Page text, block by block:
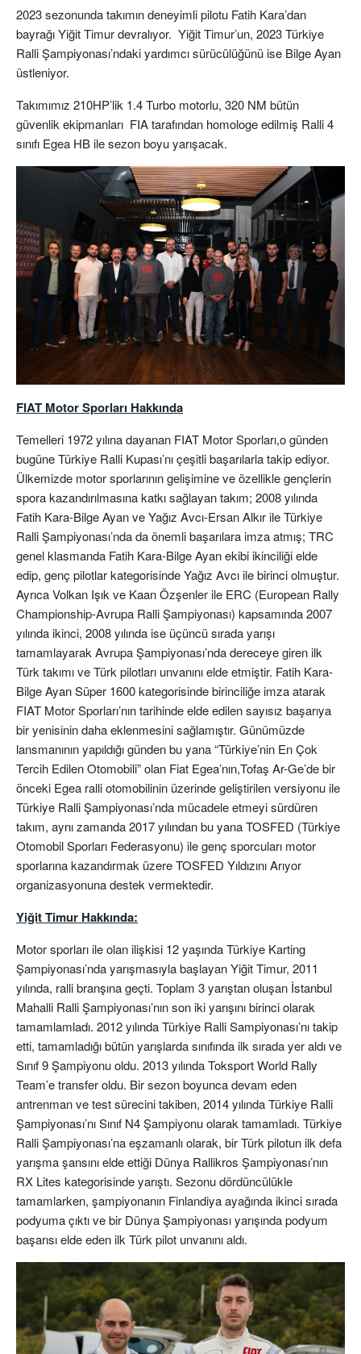
2023 sezonunda takımın deneyimli pilotu Fatih Kara’dan
bayrağı Yiğit Timur devralıyor. Yiğit Timur’un, 2023 Türkiye
Ralli Şampiyonası’ndaki yardımcı sürücülüğünü ise Bilge Ayan
üstleniyor.
Takımımız 210HP’lik 1.4 Turbo motorlu, 320 NM bütün
güvenlik ekipmanları FIA tarafından homologe edilmiş Ralli 4
sınıfı Egea HB ile sezon boyu yarışacak.
FIAT Motor Sporları Hakkında
Temelleri 1972 yılına dayanan FIAT Motor Sporları,o günden
bugüne Türkiye Ralli Kupası’nı çeşitli başarılarla takip ediyor.
Ülkemizde motor sporlarının gelişimine ve özellikle gençlerin
spora kazandırılmasına katkı sağlayan takım; 2008 yılında
Fatih Kara-Bilge Ayan ve Yağız Avcı-Ersan Alkır ile Türkiye
Ralli Şampiyonası’nda da önemli başarılara imza atmış; TRC
genel klasmanda Fatih Kara-Bilge Ayan ekibi ikinciliği elde
edip, genç pilotlar kategorisinde Yağız Avcı ile birinci olmuştur.
Ayrıca Volkan Işık ve Kaan Özşenler ile ERC (European Rally
Championship-Avrupa Ralli Şampiyonası) kapsamında 2007
yılında ikinci, 2008 yılında ise üçüncü sırada yarışı
tamamlayarak Avrupa Şampiyonası’nda dereceye giren ilk
Türk takımı ve Türk pilotları unvanını elde etmiştir. Fatih Kara-
Bilge Ayan Süper 1600 kategorisinde birinciliğe imza atarak
FIAT Motor Sporları’nın tarihinde elde edilen sayısız başarıya
bir yenisinin daha eklenmesini sağlamıştır. Günümüzde
lansmanının yapıldığı günden bu yana “Türkiye’nin En Çok
Tercih Edilen Otomobili” olan Fiat Egea’nın,Tofaş Ar-Ge’de bir
önceki Egea ralli otomobilinin üzerinde geliştirilen versiyonu ile
Türkiye Ralli Şampiyonası’nda mücadele etmeyi sürdüren
takım, aynı zamanda 2017 yılından bu yana TOSFED (Türkiye
Otomobil Sporları Federasyonu) ile genç sporcuları motor
sporlarına kazandırmak üzere TOSFED Yıldızını Arıyor
organizasyonuna destek vermektedir.
Yiğit Timur Hakkında:
Motor sporları ile olan ilişkisi 12 yaşında Türkiye Karting
Şampiyonası’nda yarışmasıyla başlayan Yiğit Timur, 2011
yılında, ralli branşına geçti. Toplam 3 yarıştan oluşan İstanbul
Mahalli Ralli Şampiyonası’nın son iki yarışını birinci olarak
tamamlamladı. 2012 yılında Türkiye Ralli Sampiyonası’nı takip
etti, tamamladığı bütün yarışlarda sınıfında ilk sırada yer aldı ve
Sınıf 9 Şampiyonu oldu. 2013 yılında Toksport World Rally
Team’e transfer oldu. Bir sezon boyunca devam eden
antrenman ve test sürecini takiben, 2014 yılında Türkiye Ralli
Şampiyonası’nı Sınıf N4 Şampiyonu olarak tamamladı. Türkiye
Ralli Şampiyonası’na eşzamanlı olarak, bir Türk pilotun ilk defa
yarışma şansını elde ettiği Dünya Rallikros Şampiyonası’nın
RX Lites kategorisinde yarıştı. Sezonu dördüncülükle
tamamlarken, şampiyonanın Finlandiya ayağında ikinci sırada
podyuma çıktı ve bir Dünya Şampiyonası yarışında podyum
başarısı elde eden ilk Türk pilot unvanını aldı.